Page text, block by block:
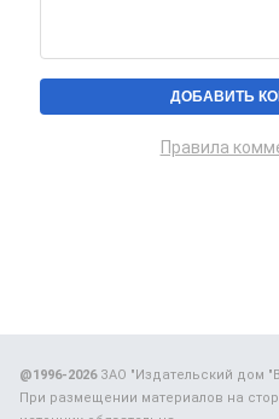
Правила
@1996-2026ЗАО "Издательский дом
При размещении материалов на